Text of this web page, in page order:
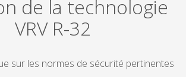
de la technologie
VRV R-32
sur les normes de sécurité pertinentes